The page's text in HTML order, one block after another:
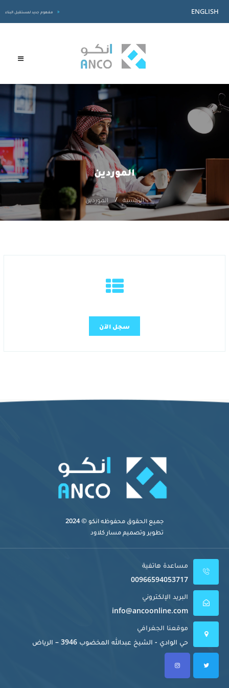
مفهوم جديد لمستقبل البناء ENGLISH
الموردين
الرئيسية الموردين
سجل الآن
جميع الحقوق محفوظهانكو© 2024
تطوير وتصميممسار كلاود
مساعدة هاتفية
00966594053717
البريد الإلكتروني
info@ancoonline.com
موقعنا الجغرافي
حي الوادي - الشيخ عبدالله المخضوب 3946 – الرياض